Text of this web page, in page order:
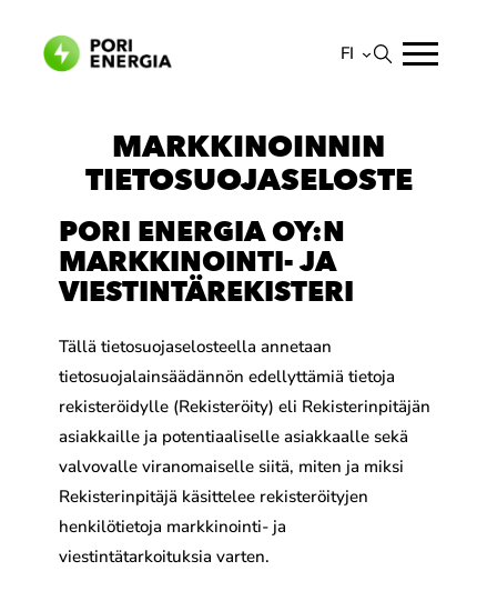
sisältöön
FI
English
MARKKINOINNIN
TIETOSUOJASELOSTE
PORI ENERGIA OY:N
MARKKINOINTI- JA
VIESTINTÄREKISTERI
Tällä tietosuojaselosteella annetaan
tietosuojalainsäädännön edellyttämiä tietoja
rekisteröidylle (Rekisteröity) eli Rekisterinpitäjän
asiakkaille ja potentiaaliselle asiakkaalle sekä
valvovalle viranomaiselle siitä, miten ja miksi
Rekisterinpitäjä käsittelee rekisteröityjen
henkilötietoja markkinointi- ja
viestintätarkoituksia varten.